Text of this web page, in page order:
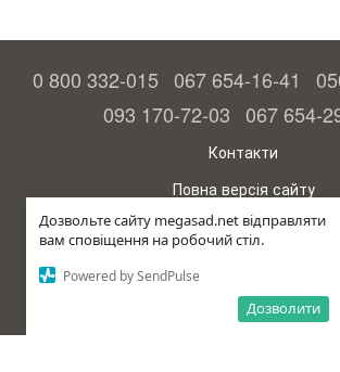
Дозвольте сайту megasad.net відправляти
вам сповіщення на робочий стіл.
Powered by SendPulse
Дозволити
0 800 332-015 067 654-16-41
093 170-72-03 067 654-
Контакти
Повна версія сайту
© 2015—2026
Megasad – гарантія високого
рус (країна-терорист)